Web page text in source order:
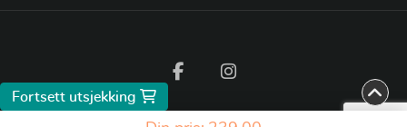
Fortsett utsjekking
Copyright ©2026 HØINES SKILT STEMPEL ETIKETTER AS